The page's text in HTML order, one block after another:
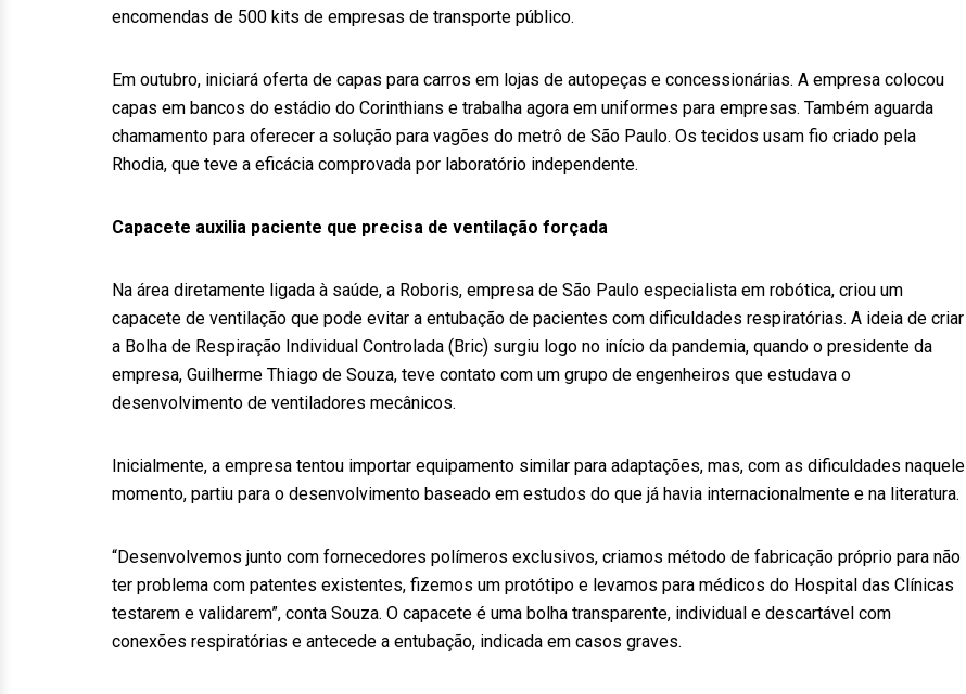
encomendas de 500 kits de empresas de transporte público.
Em outubro, iniciará oferta de capas para carros em lojas de autopeças e concessionárias. A empresa colocou
capas em bancos do estádio do Corinthians e trabalha agora em uniformes para empresas. Também aguarda
chamamento para oferecer a solução para vagões do metrô de São Paulo. Os tecidos usam fio criado pela
Rhodia, que teve a eficácia comprovada por laboratório independente.
Capacete auxilia paciente que precisa de ventilação forçada
Na área diretamente ligada à saúde, a Roboris, empresa de São Paulo especialista em robótica, criou um
capacete de ventilação que pode evitar a entubação de pacientes com dificuldades respiratórias. A ideia de criar
a Bolha de Respiração Individual Controlada (Bric) surgiu logo no início da pandemia, quando o presidente da
empresa, Guilherme Thiago de Souza, teve contato com um grupo de engenheiros que estudava o
desenvolvimento de ventiladores mecânicos.
Inicialmente, a empresa tentou importar equipamento similar para adaptações, mas, com as dificuldades naquele
momento, partiu para o desenvolvimento baseado em estudos do que já havia internacionalmente e na literatura.
“Desenvolvemos junto com fornecedores polímeros exclusivos, criamos método de fabricação próprio para não
ter problema com patentes existentes, fizemos um protótipo e levamos para médicos do Hospital das Clínicas
testarem e validarem”, conta Souza. O capacete é uma bolha transparente, individual e descartável com
conexões respiratórias e antecede a entubação, indicada em casos graves.